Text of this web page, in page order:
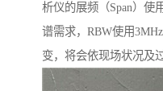
析仪的展频（Span）使
谱需求，RBW使用
变，将会依现场状况及